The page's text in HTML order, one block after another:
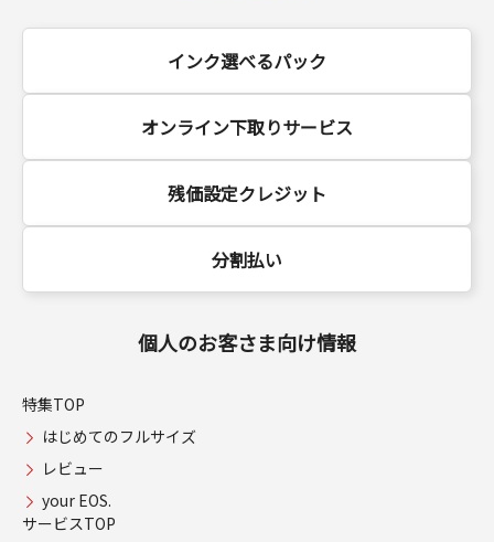
インク選べるパック
オンライン下取りサービス
残価設定クレジット
分割払い
個人のお客さま向け情報
特集TOP
はじめてのフルサイズ
レビュー
your EOS.
サービスTOP